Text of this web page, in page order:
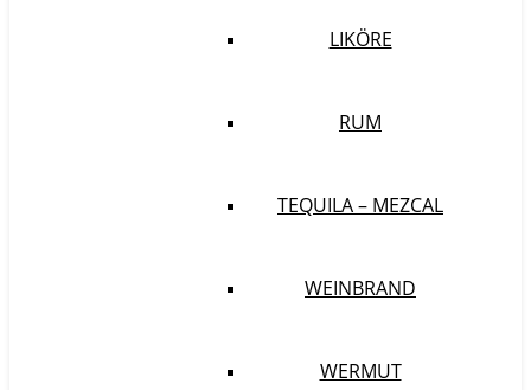
LIKÖRE
RUM
TEQUILA – MEZCAL
WEINBRAND
WERMUT